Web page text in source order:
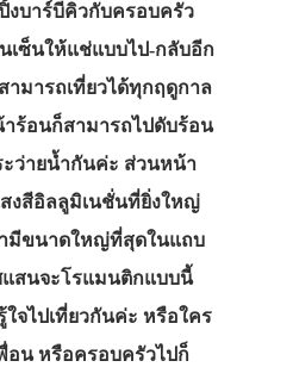
งบาร์บีคิวกับครอบครัว
เซ็นให้แช่แบบไป-กลับอีก
ามารถเที่ยวได้ทุกฤดูกาล
าร้อนก็สามารถไปดับร้อน
ะว่ายน้ำกันค่ะ ส่วนหน้า
งสีอิลลูมิเนชั่นที่ยิ่งใหญ่
มีขนาดใหญ่ที่สุดในแถบ
สนจะโรแมนติกแบบนี้
จไปเที่ยวกันค่ะ หรือใคร
อน หรือครอบครัวไปก็